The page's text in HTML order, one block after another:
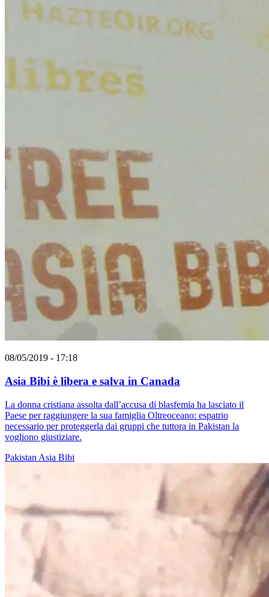
08/05/2019 - 17:18
Asia Bibi è libera e salva in Canada
La donna cristiana assolta dall’accusa di blasfemia ha lasciato il
Paese per raggiungere la sua famiglia Oltreoceano: espatrio
necessario per proteggerla dai gruppi che tuttora in Pakistan la
vogliono giustiziare.
Pakistan Asia Bibi